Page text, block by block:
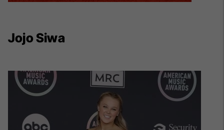
Jojo Siwa